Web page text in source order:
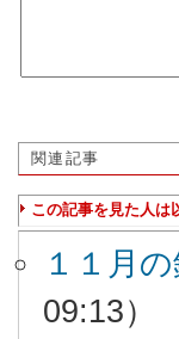
関連記事
この記事を見た人は
１１月
09:13）